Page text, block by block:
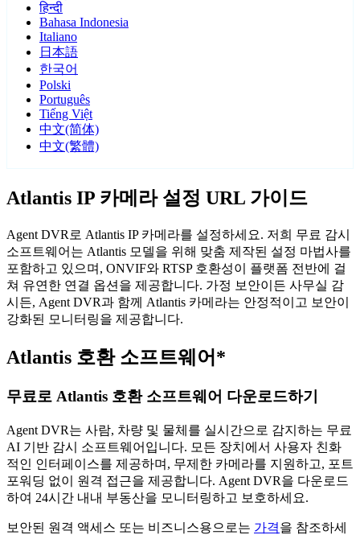
हिन्दी
Bahasa Indonesia
Italiano
日本語
한국어
Polski
Português
Tiếng Việt
中文(简体)
中文(繁體)
Atlantis IP 카메라 설정 URL 가이드
Agent DVR로 Atlantis IP 카메라를 설정하세요. 저희 무료 감시
소프트웨어는 Atlantis 모델을 위해 맞춤 제작된 설정 마법사를
포함하고 있으며, ONVIF와 RTSP 호환성이 플랫폼 전반에 걸
쳐 유연한 연결 옵션을 제공합니다. 가정 보안이든 사무실 감
시든, Agent DVR과 함께 Atlantis 카메라는 안정적이고 보안이
강화된 모니터링을 제공합니다.
Atlantis 호환 소프트웨어*
무료로 Atlantis 호환 소프트웨어 다운로드하기
Agent DVR는 사람, 차량 및 물체를 실시간으로 감지하는 무료
AI 기반 감시 소프트웨어입니다. 모든 장치에서 사용자 친화
적인 인터페이스를 제공하며, 무제한 카메라를 지원하고, 포트
포워딩 없이 원격 접근을 제공합니다. Agent DVR을 다운로드
하여 24시간 내내 부동산을 모니터링하고 보호하세요.
보안된 원격 액세스 또는 비즈니스용으로는 가격을 참조하세